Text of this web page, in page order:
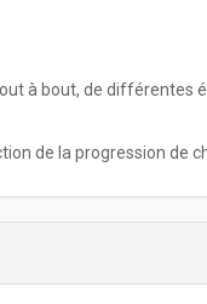
à bout, de différentes
de la progression de